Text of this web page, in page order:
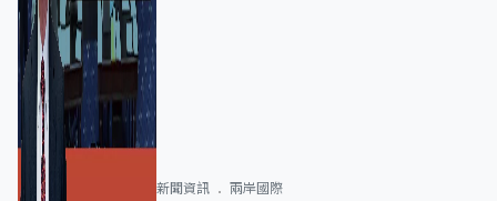
新聞資訊 兩岸國際